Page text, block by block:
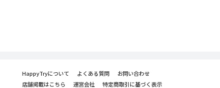
HappyTryについて よくある質問
お問い合わせ
店舗掲載はこちら
運営会社
特定商取引に基づく表示